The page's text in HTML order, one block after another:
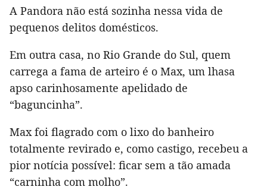
A Pandora não está sozinha nessa vida de
pequenos delitos domésticos.
Em outra casa, no Rio Grande do Sul, quem
carrega a fama de arteiro é o Max, um lhasa
apso carinhosamente apelidado de
“baguncinha”.
Max foi flagrado com o lixo do banheiro
totalmente revirado e, como castigo, recebeu a
pior notícia possível: ficar sem a tão amada
“carninha com molho”.